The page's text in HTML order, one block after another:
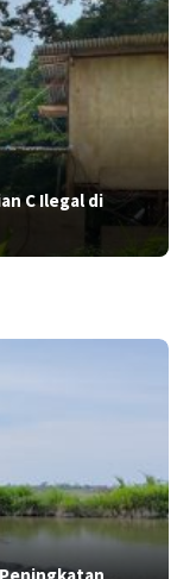
C Ilegal di